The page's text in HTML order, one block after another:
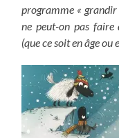
programme « grandir
ne peut-on pas faire
(que ce soit en âge ou